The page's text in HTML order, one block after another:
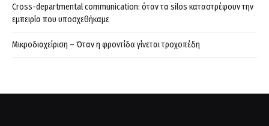
Cross-departmental communication: όταν τα silos καταστρέφουν την
εμπειρία που υποσχεθήκαμε
Μικροδιαχείριση – Όταν η φροντίδα γίνεται τροχοπέδη